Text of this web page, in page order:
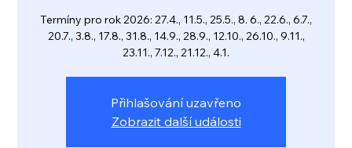
Termíny pro rok 2026: 27.4., 11.5., 25.5., 8. 6., 22.6., 6.7.,
20.7., 3.8., 17.8., 31.8., 14.9., 28.9., 12.10., 26.10., 9.11.,
23.11., 7.12., 21.12., 4.1.
Přihlašování uzavřeno
Zobrazit další události